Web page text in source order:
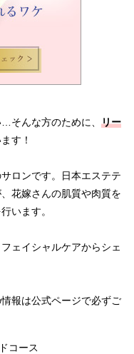
そんな方のために、 リー
す！
ロンです。日本エステテ
花嫁さんの肌質や肉質を
います。
ェイシャルケアからシェ
報は公式ページで必ずご
コース